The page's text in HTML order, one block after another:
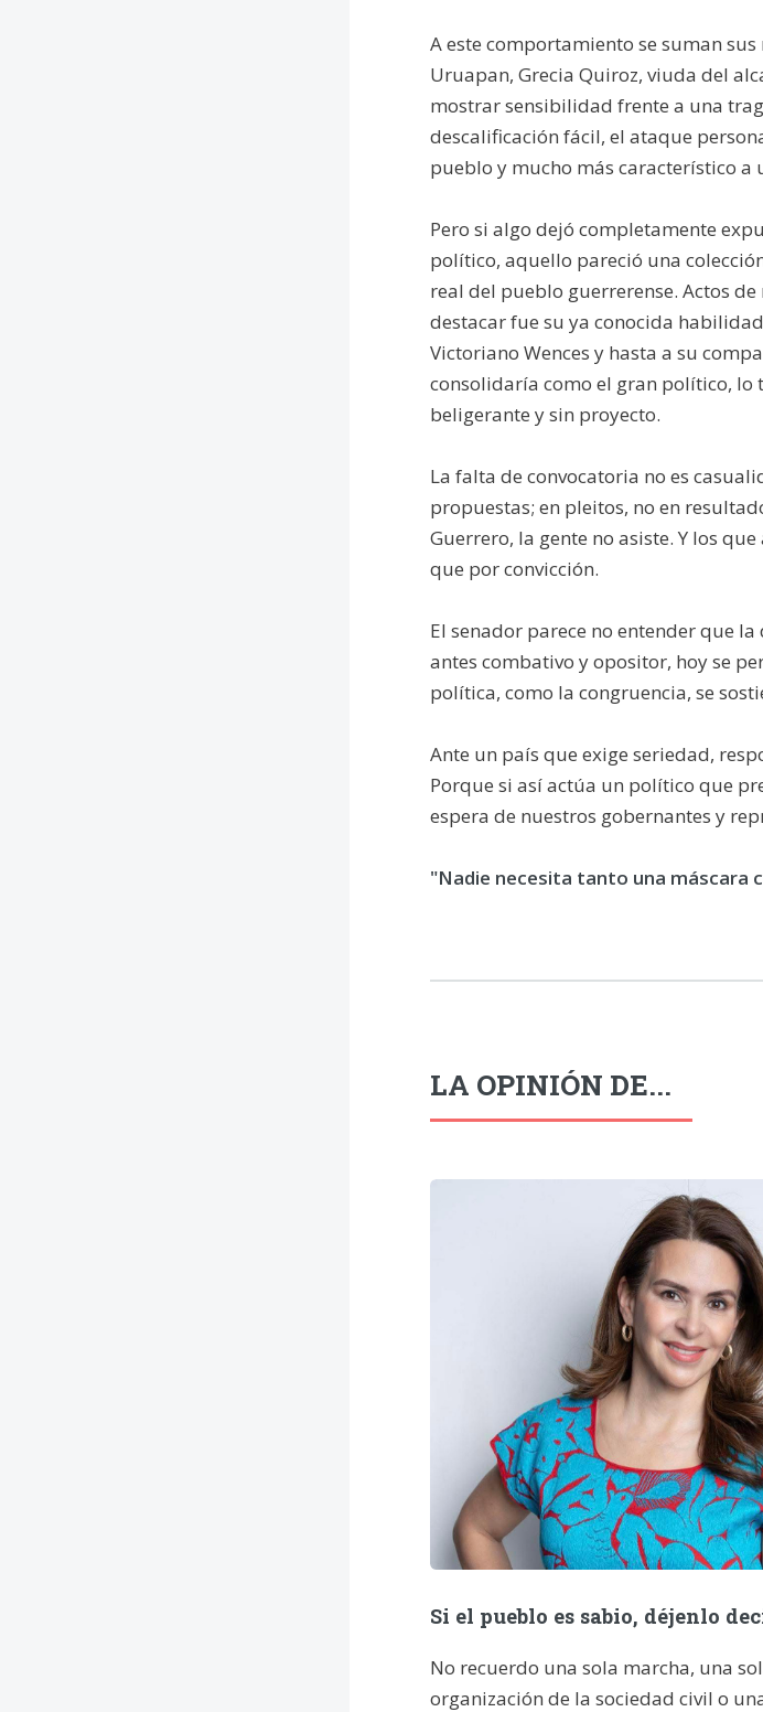
A este comportamiento se suman
Uruapan, Grecia Quiroz, viuda del
mostrar sensibilidad frente a una
descalificación fácil, el ataque
pueblo y mucho más característico
Pero si algo dejó completamente
político, aquello pareció una
real del pueblo guerrerense. Actos
destacar fue su ya conocida
Victoriano Wences y hasta a su
consolidaría como el gran político,
beligerante y sin proyecto.
La falta de convocatoria no es
propuestas; en pleitos, no en
Guerrero, la gente no asiste. Y los
que por convicción.
El senador parece no entender que
antes combativo y opositor, hoy se
política, como la congruencia, se
Ante un país que exige seriedad,
Porque si así actúa un político que
espera de nuestros gobernantes y
"Nadie necesita tanto una máscara
LA OPINIÓN DE...
Si el pueblo es sabio, déjenlo
No recuerdo una sola marcha, una
organización de la sociedad civil o